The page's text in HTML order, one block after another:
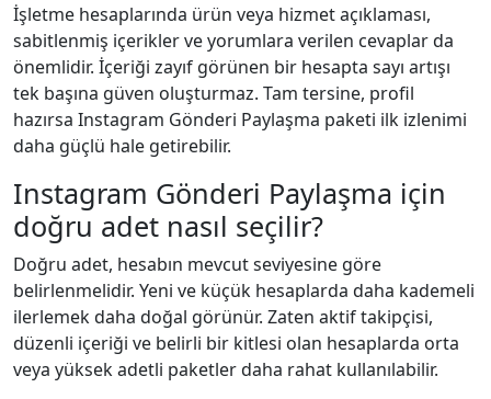
İşletme hesaplarında ürün veya hizmet açıklaması,
sabitlenmiş içerikler ve yorumlara verilen cevaplar da
önemlidir. İçeriği zayıf görünen bir hesapta sayı artışı
tek başına güven oluşturmaz. Tam tersine, profil
hazırsa Instagram Gönderi Paylaşma paketi ilk izlenimi
daha güçlü hale getirebilir.
Instagram Gönderi Paylaşma için
doğru adet nasıl seçilir?
Doğru adet, hesabın mevcut seviyesine göre
belirlenmelidir. Yeni ve küçük hesaplarda daha kademeli
ilerlemek daha doğal görünür. Zaten aktif takipçisi,
düzenli içeriği ve belirli bir kitlesi olan hesaplarda orta
veya yüksek adetli paketler daha rahat kullanılabilir.